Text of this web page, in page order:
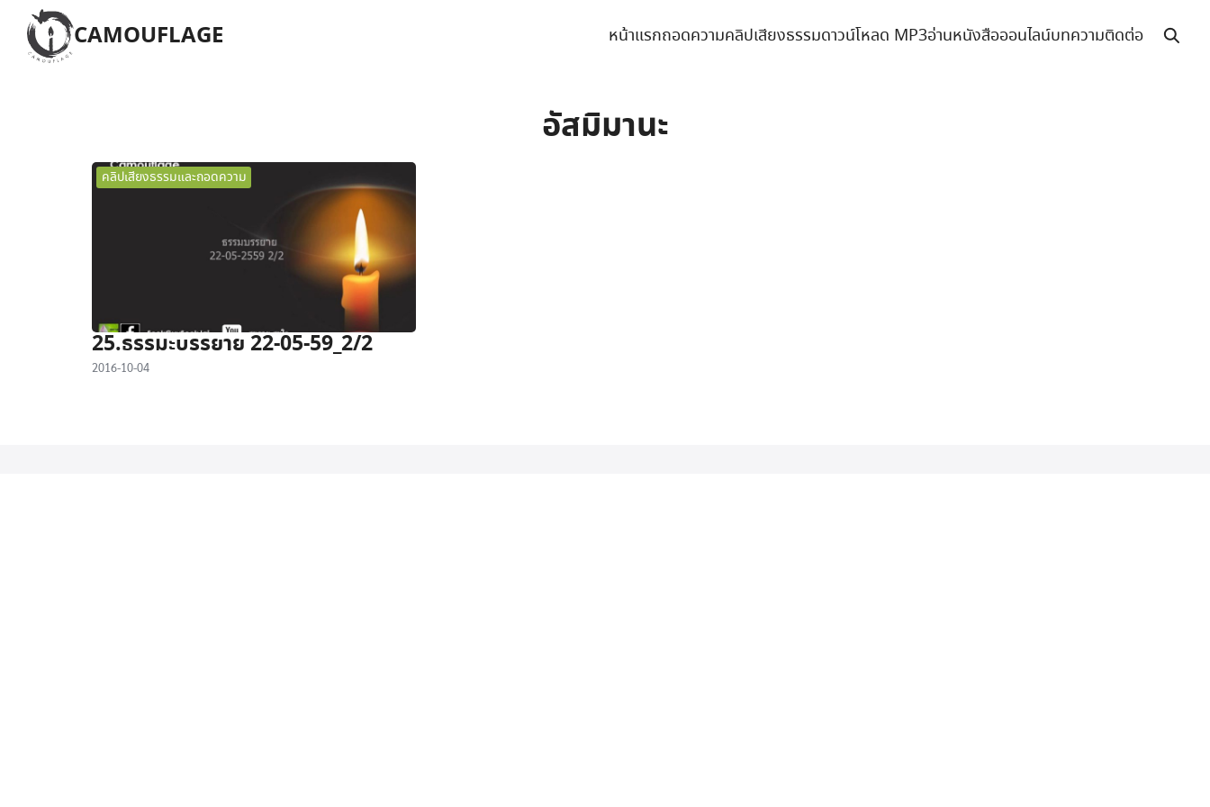
content
CAMOUFLAGE หน้าแรกถอดความคลิปเสียงธรรมดาวน์โหลด MP3อ่านหนังสือออนไลน์บทความติดต่อ
อัสมิมานะ
คลิปเสียงธรรมและถอดความ
25.ธรรมะบรรยาย 22-05-59_2/2
2016-10-04